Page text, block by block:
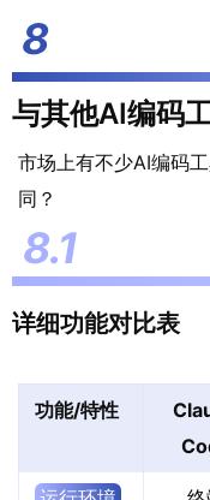
与其他AI编码
市场上有不少AI编码
同？
详细功能对比表
功能/特性